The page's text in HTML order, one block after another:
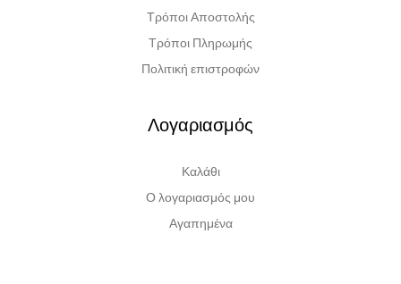
Τρόποι Αποστολής
Τρόποι Πληρωμής
Πολιτική επιστροφών
Λογαριασμός
Καλάθι
Ο λογαριασμός μου
Αγαπημένα